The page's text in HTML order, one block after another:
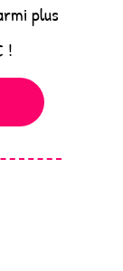
plus
!